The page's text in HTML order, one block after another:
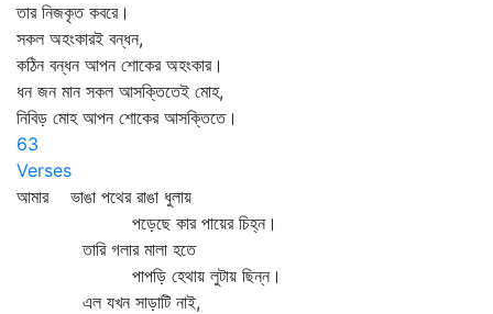
তার নিজকৃত কবরে।
সকল অহংকারই বন্ধন,
কঠিন বন্ধন আপন শোকের অহংকার।
ধন জন মান সকল আসক্তিতেই মোহ,
নিবিড় মোহ আপন শোকের আসক্তিতে।
63
Verses
আমার ভাঙা পথের রাঙা ধুলায়
পড়েছে কার পায়ের চিহ্ন।
তারি গলার মালা হতে
পাপড়ি হেথায় লুটায় ছিন্ন।
এল যখন সাড়াটি নাই,